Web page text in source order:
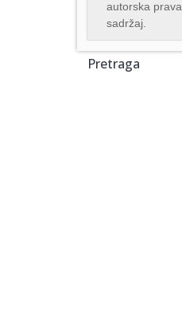
autorska
sadržaj.
Pretraga